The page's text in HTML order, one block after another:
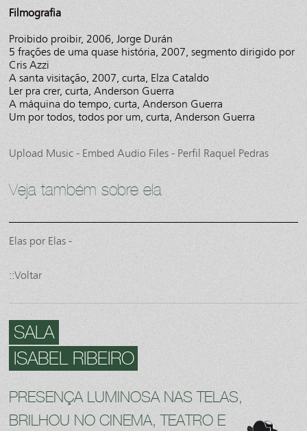
Filmografia
Proibido proibir, 2006, Jorge Durán
5 frações de uma quase história, 2007, segmento dirigido por
Cris Azzi
A santa visitação, 2007, curta, Elza Cataldo
Ler pra crer, curta, Anderson Guerra
A máquina do tempo, curta, Anderson Guerra
Um por todos, todos por um, curta, Anderson Guerra
Upload Music - Embed Audio Files - Perfil Raquel Pedras
Veja também sobre ela
Elas por Elas -
::Voltar
SALA
ISABEL RIBEIRO
PRESENÇA LUMINOSA NAS TELAS,
BRILHOU NO CINEMA, TEATRO E